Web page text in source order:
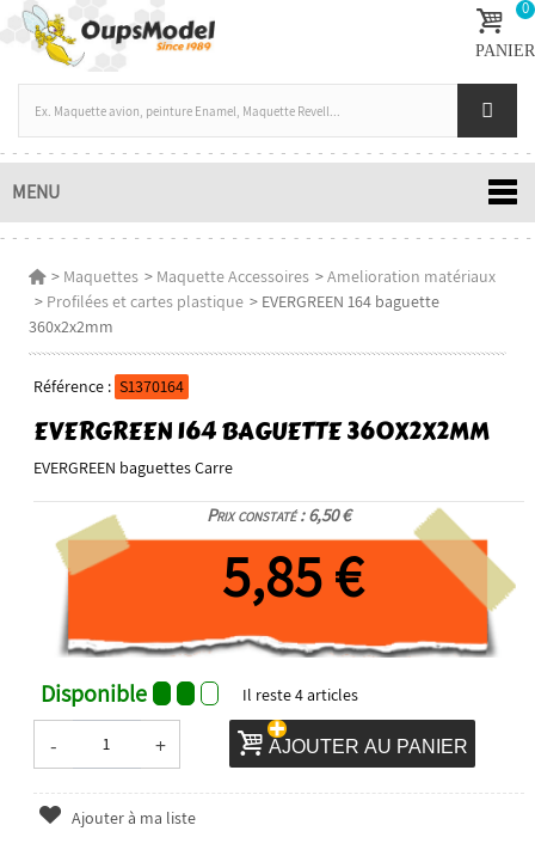
0
PANIER
MENU
> Maquettes > Maquette Accessoires >Amelioration matériaux
> Profilées et cartes plastique > EVERGREEN 164 baguette
360x2x2mm
Référence : S1370164
EVERGREEN 164 BAGUETTE 360X2X2MM
EVERGREEN baguettes Carre
Prix constaté : 6,50 €
5,85 €
Disponible Il reste4articles
- + AJOUTER AU PANIER
Ajouter à ma liste